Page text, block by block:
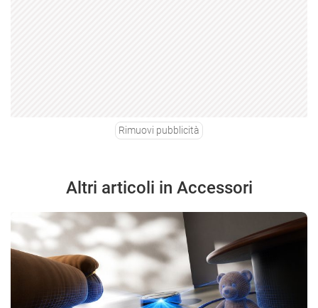
Rimuovi pubblicità
Altri articoli in Accessori